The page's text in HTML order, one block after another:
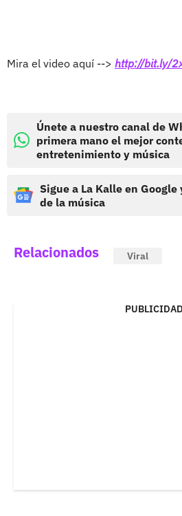
Mira el video aquí --> http://bit.ly/
Únete a nuestro canal de
primera mano el mejor
entretenimiento y música
Sigue a La Kalle en
de la música
Relacionados Viral
PUBLICIDAD